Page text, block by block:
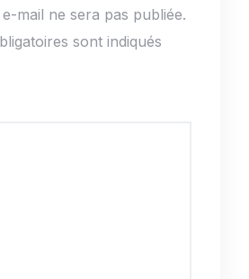
mail ne sera pas publiée.
sont indiqués